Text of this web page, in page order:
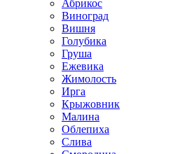
Абрикос
Виноград
Вишня
Голубика
Груша
Ежевика
Жимолость
Ирга
Крыжовник
Малина
Облепиха
Слива